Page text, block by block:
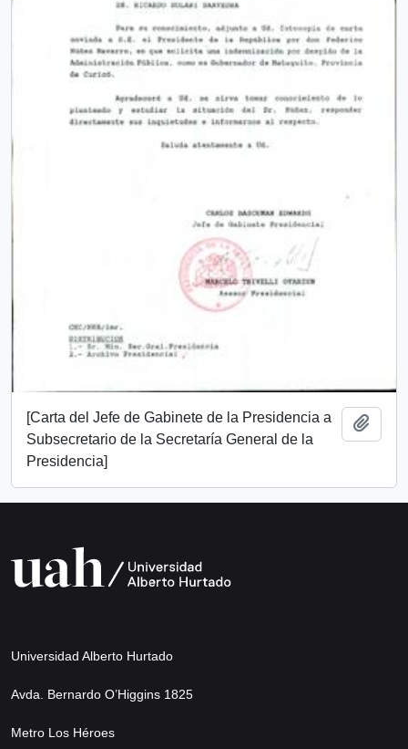
[Carta del Jefe de Gabinete de la Presidencia a
Subsecretario de la Secretaría General de la
Presidencia]
Universidad Alberto Hurtado
Avda. Bernardo O’Higgins 1825
Metro Los Héroes